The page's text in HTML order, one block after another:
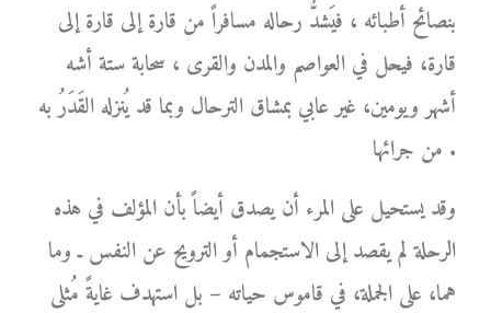
بنصائح أطبائه ، فيَشدُّ رحاله مسافراً من قارة إلى قارة إلى
قارة، فيحل في العواصم والمدن والقرى ، سحابة ستة أشه
أشهر ويومين، غير عابي بمشاق الترحال وبما قد يُنزله القَدَرُ به
من جرائها .
وقد يستحيل على المرء أن يصدق أيضاً بأن المؤلف في هذه
الرحلة لم يقصد إلى الاستجمام أو الترويح عن النفس ـ وما
هما، على الجملة، في قاموس حياته – بل استهدف غايةً مُثلى